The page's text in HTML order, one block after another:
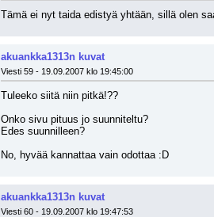
Tämä ei nyt taida edistyä yhtään, sillä olen
akuankka1313n kuvat
Viesti 59 - 19.09.2007 klo 19:45:00
Tuleeko siitä niin pitkä!??
Onko sivu pituus jo suunniteltu?
Edes suunnilleen?
No, hyvää kannattaa vain odottaa :D
akuankka1313n kuvat
Viesti 60 - 19.09.2007 klo 19:47:53